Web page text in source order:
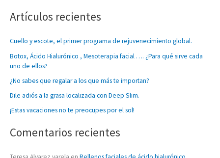
s
a
r
p
o
r
:
Artículos recientes
Cuello y escote, el primer programa de rejuvenecimiento global.
Botox, Ácido Hialurónico , Mesoterapia facial …. ¿Para qué sirve cada
uno de ellos?
¿No sabes que regalar a los que más te importan?
Dile adiós a la grasa localizada con Deep Slim.
¡Estas vacaciones no te preocupes por el sol!
Comentarios recientes